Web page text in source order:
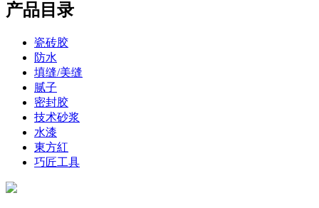
产品目录
瓷砖胶
防水
填缝/美缝
腻子
密封胶
技术砂浆
水漆
東方紅
巧匠工具